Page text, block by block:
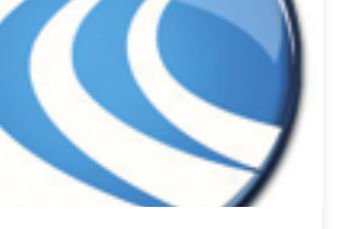
syysmoukari: M17 Moukari/HT (5,00 kg) 1)
KU-58 79,25 PB kk17. P13 Moukari/HT (3,00
(-10) EspTa 46,27. P11 Moukari/HT (2,50 kg)
(-12) VeikkVei 16,98 PB, 2) Niilo Aalto (-12)
Rasmus Puotsaari (-13) KU-58 14,45 […]